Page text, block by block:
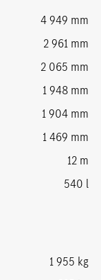
4 949 mm
2 961 mm
2 065 mm
1 948 mm
1 904 mm
1 469 mm
12 m
540 l
1 955 kg